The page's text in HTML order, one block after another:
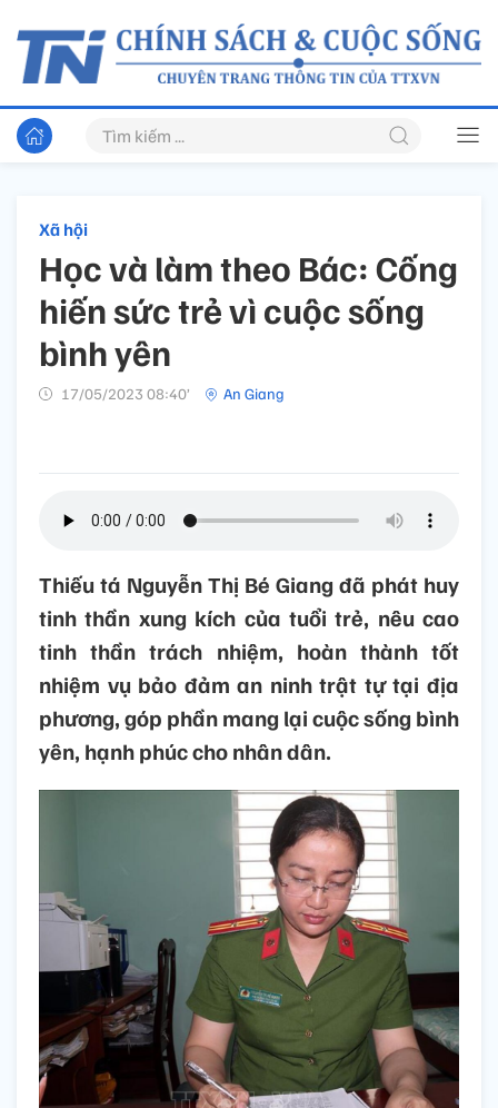
Xã hội
Học và làm theo Bác: Cống
hiến sức trẻ vì cuộc sống
bình yên
17/05/2023 08:40’ An Giang
Thiếu tá Nguyễn Thị Bé Giang đã phát huy
tinh thần xung kích của tuổi trẻ, nêu cao
tinh thần trách nhiệm, hoàn thành tốt
nhiệm vụ bảo đảm an ninh trật tự tại địa
phương, góp phần mang lại cuộc sống bình
yên, hạnh phúc cho nhân dân.